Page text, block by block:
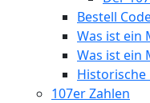
Bestell
Was ist ein
Was ist ein
Historische
107er Zahlen